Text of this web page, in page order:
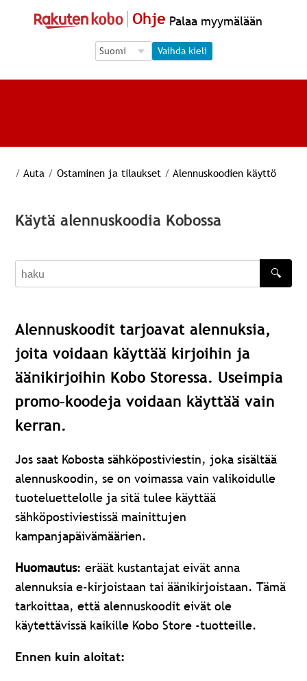
Ohje Palaa myymälään
Language Selection
Language Selection
Vaihda kieli
/ Auta / Ostaminen ja tilaukset / Alennuskoodien käyttö
Käytä alennuskoodia Kobossa
haku
🔍
Alennuskoodit tarjoavat alennuksia,
joita voidaan käyttää kirjoihin ja
äänikirjoihin Kobo Storessa. Useimpia
promo-koodeja voidaan käyttää vain
kerran.
Jos saat Kobosta sähköpostiviestin, joka sisältää
alennuskoodin, se on voimassa vain valikoidulle
tuoteluettelolle ja sitä tulee käyttää
sähköpostiviestissä mainittujen
kampanjapäivämäärien.
Huomautus: eräät kustantajat eivät anna
alennuksia e-kirjoistaan tai äänikirjoistaan. Tämä
tarkoittaa, että alennuskoodit eivät ole
käytettävissä kaikille Kobo Store -tuotteille.
Ennen kuin aloitat: